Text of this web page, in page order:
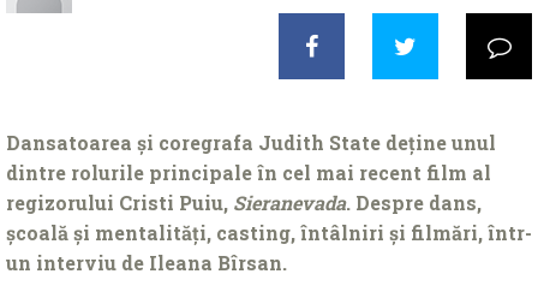
Dansatoarea și coregrafa Judith State deține unul
dintre rolurile principale în cel mai recent film al
regizorului Cristi Puiu, Sieranevada. Despre dans,
școală și mentalități, casting, întâlniri și filmări, într-
un interviu de Ileana Bîrsan.